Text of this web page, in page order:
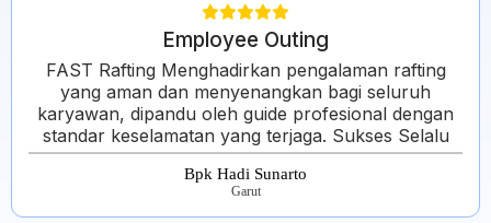
Employee Outing
FAST Rafting Menghadirkan pengalaman rafting
yang aman dan menyenangkan bagi seluruh
karyawan, dipandu oleh guide profesional dengan
standar keselamatan yang terjaga. Sukses Selalu
Bpk Hadi Sunarto
Garut